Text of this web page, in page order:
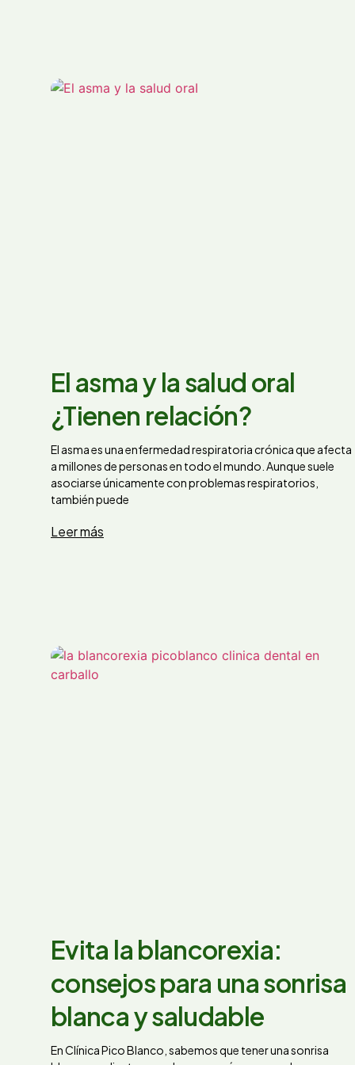
El asma y la salud oral
¿Tienen relación?
El asma es una enfermedad respiratoria crónica que afecta
a millones de personas en todo el mundo. Aunque suele
asociarse únicamente con problemas respiratorios,
también puede
Leer más
Evita la blancorexia:
consejos para una sonrisa
blanca y saludable
En Clínica Pico Blanco, sabemos que tener una sonrisa